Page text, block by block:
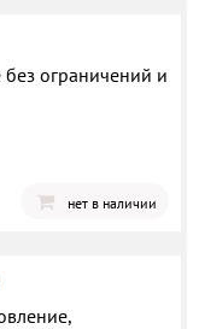
ограничений и
нет в наличии